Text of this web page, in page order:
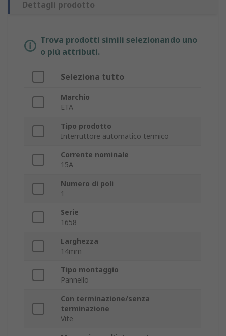
Dettagli prodotto
Trova prodotti simili selezionando uno
o più attributi.
Seleziona tutto
Marchio
ETA
Tipo prodotto
Interruttore automatico termico
Corrente nominale
15A
Numero di poli
1
Serie
1658
Larghezza
14mm
Tipo montaggio
Pannello
Con terminazione/senza
terminazione
Vite